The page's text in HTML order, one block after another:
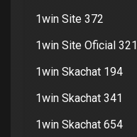
1win Site 372
1win Site Oficial 321
1win Skachat 194
1win Skachat 341
1win Skachat 654